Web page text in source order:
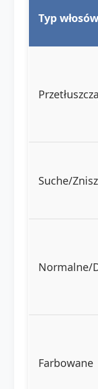
Typ włosów
Suche/
Normalne/
Farbowane